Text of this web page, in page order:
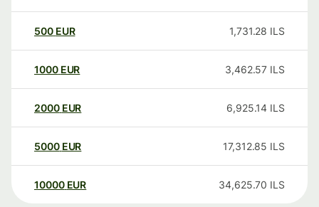
500 EUR 1,731.28 ILS
1000 EUR 3,462.57 ILS
2000 EUR 6,925.14 ILS
5000 EUR 17,312.85 ILS
10000 EUR 34,625.70 ILS